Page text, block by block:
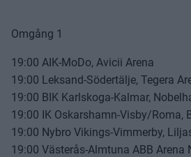
Omgång 1
19:00 AIK-MoDo, Avicii Arena
19:00 Leksand-Södertälje, Tegera
19:00 BIK Karlskoga-Kalmar,
19:00 IK Oskarshamn-Visby/Roma,
19:00 Nybro Vikings-Vimmerby,
19:00 Västerås-Almtuna ABB Arena